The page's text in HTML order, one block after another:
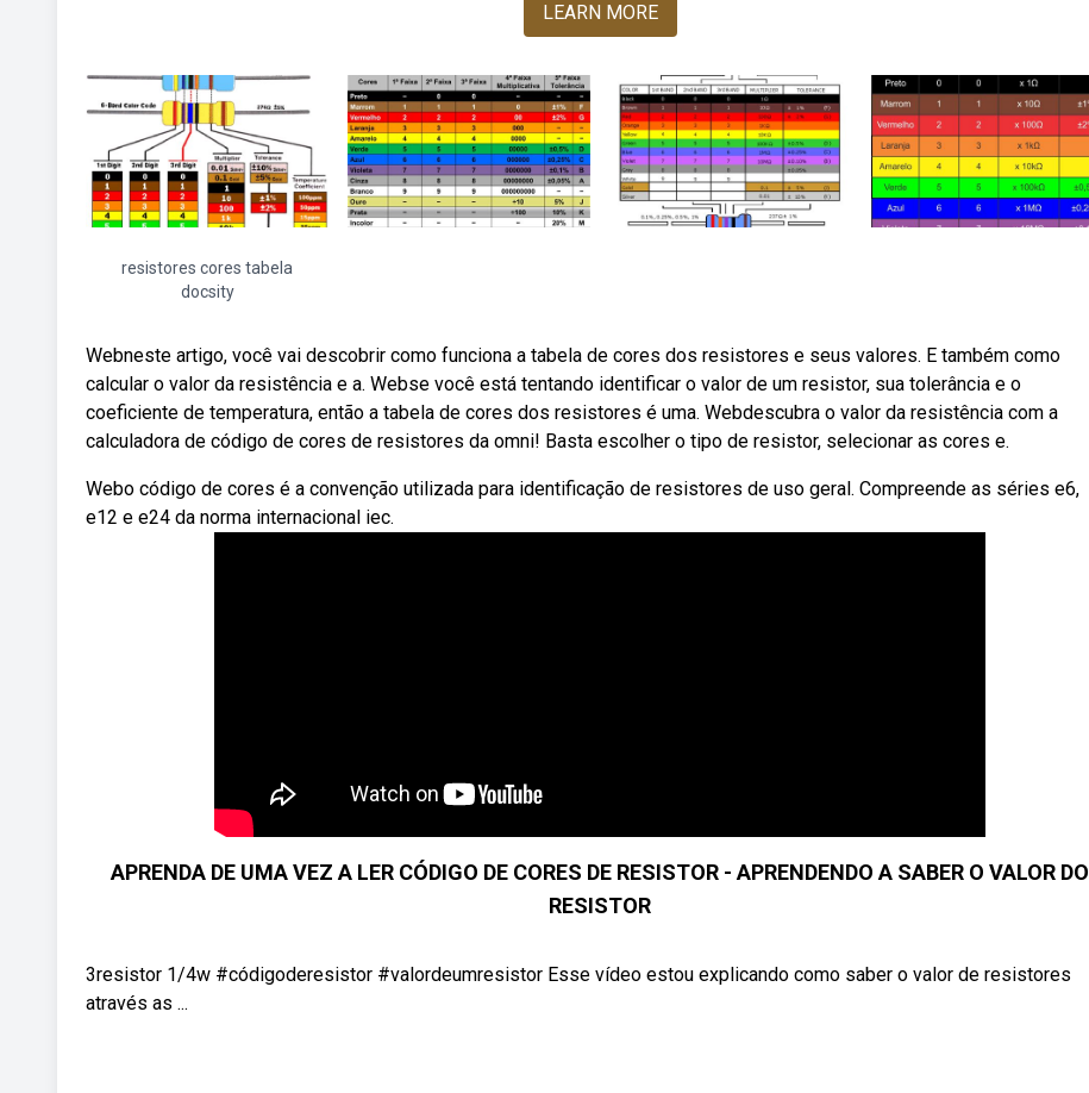
LEARN MORE
resistores cores tabela
docsity
Webneste artigo, você vai descobrir como funciona a tabela de cores dos resistores e seus valores. E também como
calcular o valor da resistência e a. Webse você está tentando identificar o valor de um resistor, sua tolerância e o
coeficiente de temperatura, então a tabela de cores dos resistores é uma. Webdescubra o valor da resistência com a
calculadora de código de cores de resistores da omni! Basta escolher o tipo de resistor, selecionar as cores e.
Webo código de cores é a convenção utilizada para identificação de resistores de uso geral. Compreende as séries e6,
e12 e e24 da norma internacional iec.
APRENDA DE UMA VEZ A LER CÓDIGO DE CORES DE RESISTOR - APRENDENDO A SABER O VALOR DO
RESISTOR
3resistor 1/4w #códigoderesistor #valordeumresistor Esse vídeo estou explicando como saber o valor de resistores
através as ...